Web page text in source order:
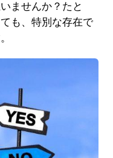
ませんか？たと
も、特別な存在で